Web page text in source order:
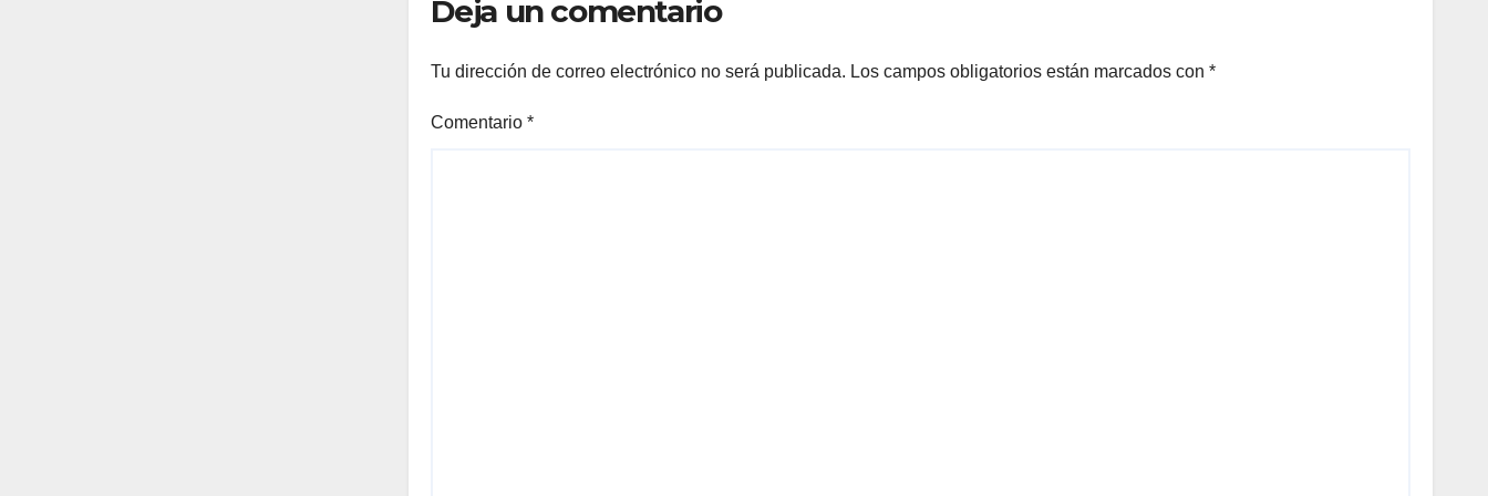
DOMO EN CARLOS
Deja un comentario
Tu dirección de correo electrónico no será publicada. Los campos obligatorios están marcados con *
Comentario *